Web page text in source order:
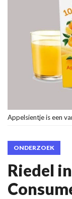
Appelsientje is een
ONDERZOEK
Riedel